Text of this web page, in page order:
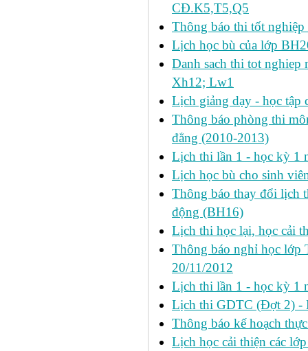
CĐ.K5,T5,Q5
Thông báo thi tốt nghiệp
Lịch học bù của lớp
Danh sach thi tot
Xh12; Lw1
Lịch giảng dạy - học tập
Thông báo phòng thi
đẳng (2010-2013)
Lịch thi lần 1 - học kỳ 1
Lịch học bù cho sinh
Thông báo thay đổi lịch
động (BH16)
Lịch thi học lại, học cải
Thông báo nghỉ học lớp
20/11/2012
Lịch thi lần 1 - học kỳ 1
Lịch thi GDTC (Đợt 2) -
Thông báo kế hoạch
Lịch học cải thiện các